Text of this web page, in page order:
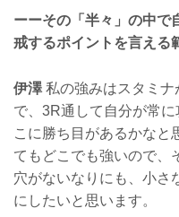
ーーその「半々」の中で
戒するポイントを言える
伊澤私の強みはスタミナ
で、3R通して自分が常
こに勝ち目があるかなと
てもどこでも強いので、
穴がないなりにも、小さ
にしたいと思います。